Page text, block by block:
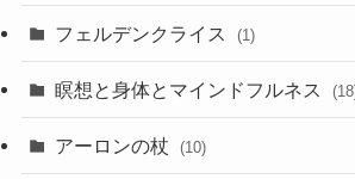
フェルデンクライス (1)
瞑想と身体とマインドフルネス
アーロンの杖 (10)